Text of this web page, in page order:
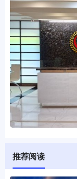
推荐阅读